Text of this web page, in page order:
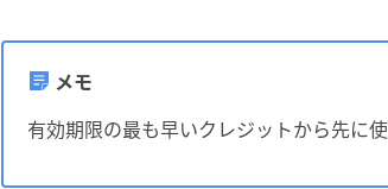
メモ
有効期限の最も早いクレジットから先に使